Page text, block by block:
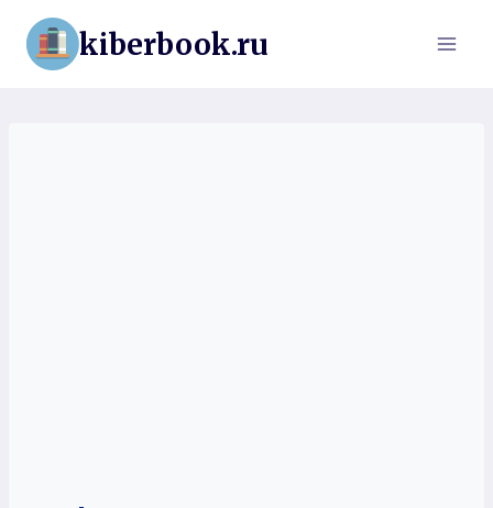
Перейти
содержимому
kiberbook.ru